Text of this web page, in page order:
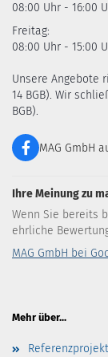
08:00 Uhr - 16:00
Freitag:
08:00 Uhr - 15:00
Unsere Angebote
14 BGB). Wir
BGB).
MAG GmbH
Ihre Meinung zu
Wenn Sie bereits
ehrliche
MAG GmbH bei
Mehr über...